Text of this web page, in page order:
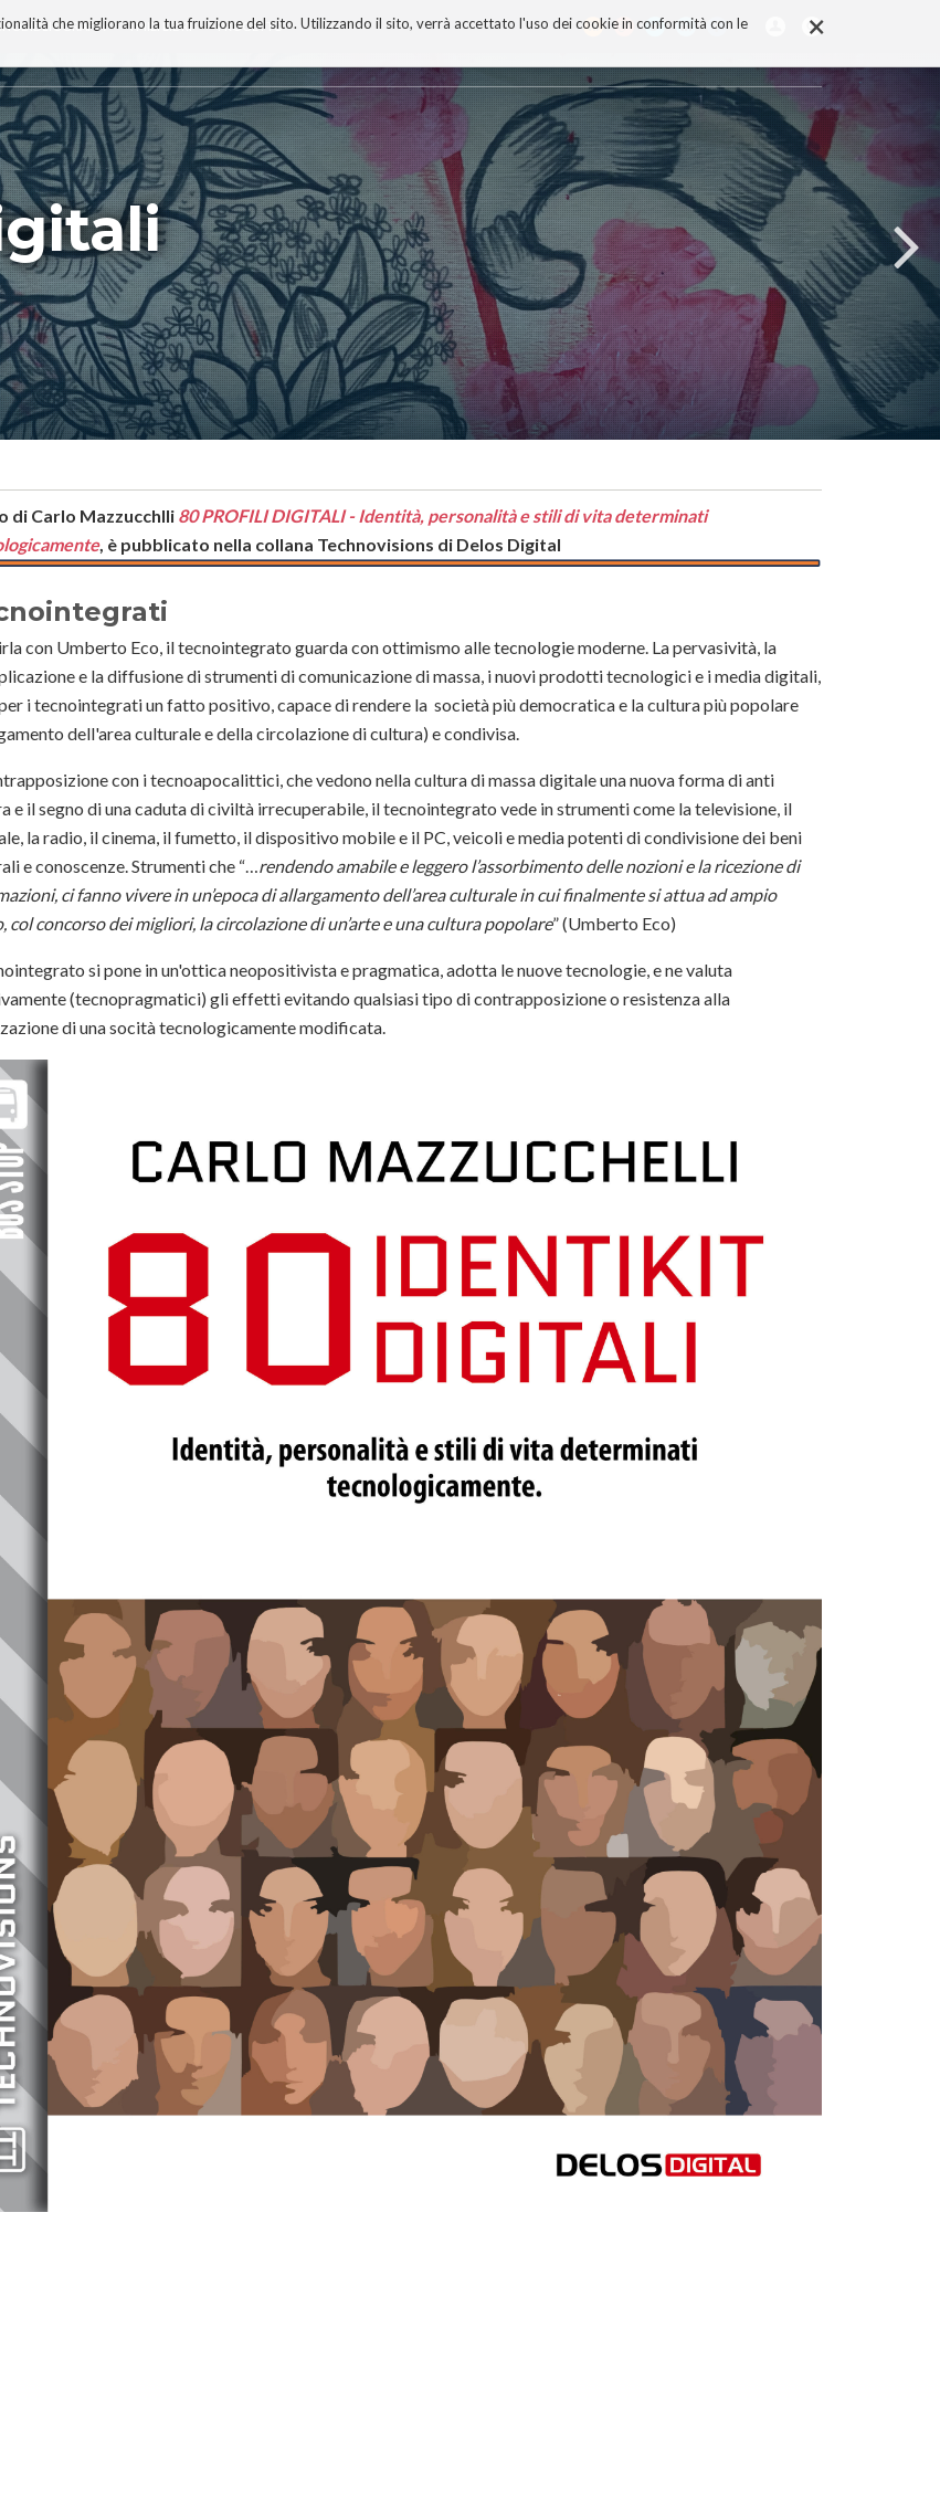
×
che migliorano la tua fruizione del sito. Utilizzando il sito, verrà accettato l'uso dei cookie in conformità con le
I MIEI LIBRI PROGETTO
di Carlo Mazzucchlli 80 PROFILI DIGITALI - Identità, personalità e stili di vita determinati
, è pubblicato nella collana Technovisions di Delos Digital
con Umberto Eco, il tecnointegrato guarda con ottimismo alle tecnologie moderne. La pervasività, la
e la diffusione di strumenti di comunicazione di massa, i nuovi prodotti tecnologici e i media digitali,
i tecnointegrati un fatto positivo, capace di rendere la società più democratica e la cultura più popolare
dell'area culturale e della circolazione di cultura) e condivisa.
con i tecnoapocalittici, che vedono nella cultura di massa digitale una nuova forma di anti
e il segno di una caduta di civiltà irrecuperabile, il tecnointegrato vede in strumenti come la televisione, il
la radio, il cinema, il fumetto, il dispositivo mobile e il PC, veicoli e media potenti di condivisione dei beni
e conoscenze. Strumenti che “…rendendo amabile e leggero l’assorbimento delle nozioni e la ricezione di
ci fanno vivere in un’epoca di allargamento dell’area culturale in cui finalmente si attua ad ampio
col concorso dei migliori, la circolazione di un’arte e una cultura popolare” (Umberto Eco)
si pone in un'ottica neopositivista e pragmatica, adotta le nuove tecnologie, e ne valuta
(tecnopragmatici) gli effetti evitando qualsiasi tipo di contrapposizione o resistenza alla
di una socità tecnologicamente modificata.